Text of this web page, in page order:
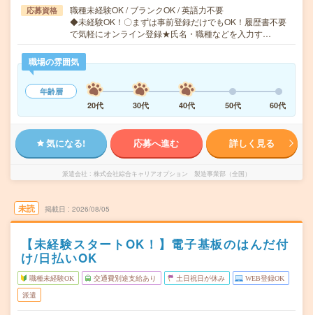
応募資格
職種未経験OK / ブランクOK / 英語力不要
◆未経験OK！〇まずは事前登録だけでもOK！履歴書不要
で気軽にオンライン登録★氏名・職種などを入力す…
職場の雰囲気
年齢層
20代
30代 40代 50代 60代
気になる! 応募へ進む 詳しく見る
派遣会社 株式会社綜合キャリアオプション 製造事業部（全国）
未読 掲載日 2026/08/05
【未経験スタートOK！】電子基板のはんだ付
け/日払いOK
職種未経験OK 交通費別途支給あり 土日祝日が休み WEB登録OK
派遣